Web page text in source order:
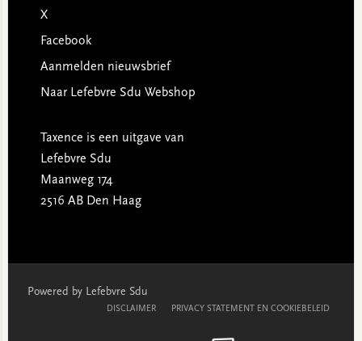
X
Facebook
Aanmelden nieuwsbrief
Naar Lefebvre Sdu Webshop
Taxence is een uitgave van
Lefebvre Sdu
Maanweg 174
2516 AB Den Haag
Powered by Lefebvre Sdu
DISCLAIMER PRIVACY STATEMENT EN COOKIEBELEID